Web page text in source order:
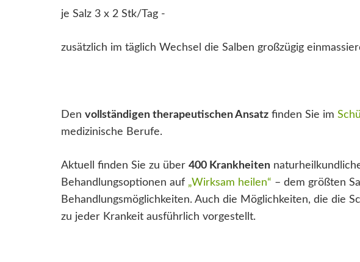
je Salz 3 x 2 Stk/Tag -
zusätzlich im täglich Wechsel die Salben großzügig
Den vollständigen therapeutischen Ansatzfinden Sie im
medizinische Berufe.
Aktuell finden Sie zu über 400 Krankheiten
Behandlungsoptionen auf „Wirksam heilen“ – dem größten
Behandlungsmöglichkeiten. Auch die Möglichkeiten, die die
zu jeder Krankeit ausführlich vorgestellt.